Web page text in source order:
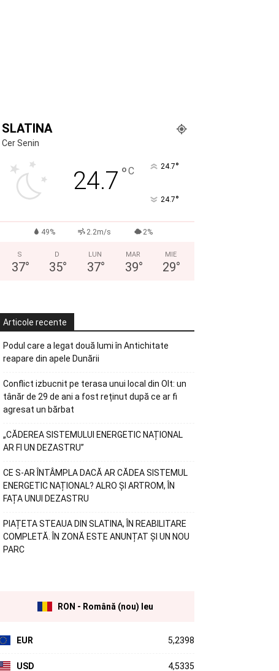
SLATINA
Cer Senin
24.7 °C 24.7°
24.7°
49% 2.2m/s 2%
S
37°
D
35°
LUN
37°
MAR
39°
MIE
29°
Articole recente
Podul care a legat două lumi în Antichitate
reapare din apele Dunării
Conflict izbucnit pe terasa unui local din Olt: un
tânăr de 29 de ani a fost reținut după ce ar fi
agresat un bărbat
„CĂDEREA SISTEMULUI ENERGETIC NAȚIONAL
AR FI UN DEZASTRU”
CE S-AR ÎNTÂMPLA DACĂ AR CĂDEA SISTEMUL
ENERGETIC NAȚIONAL? ALRO ȘI ARTROM, ÎN
FAȚA UNUI DEZASTRU
PIAȚETA STEAUA DIN SLATINA, ÎN REABILITARE
COMPLETĂ. ÎN ZONĂ ESTE ANUNȚAT ȘI UN NOU
PARC
RON - Română (nou) leu
EUR 5,2398
USD 4,5335